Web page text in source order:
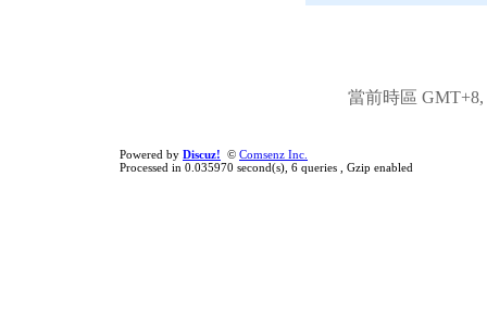
當前時區 GMT+8,
Powered by Discuz! © Comsenz Inc.
Processed in 0.035970 second(s), 6 queries , Gzip enabled